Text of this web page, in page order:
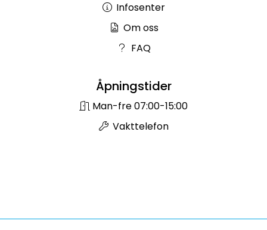
Infosenter
Om oss
FAQ
Åpningstider
Man-fre 07:00-15:00
Vakttelefon